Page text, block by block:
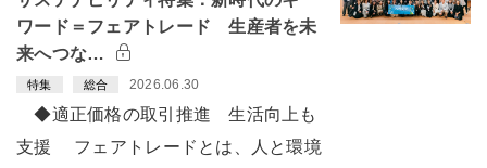
ワード＝フェアトレード 生産者を未
来へつな…
特集 総合 2026.06.30
◆適正価格の取引推進 生活向上も
支援 フェアトレードとは、人と環境